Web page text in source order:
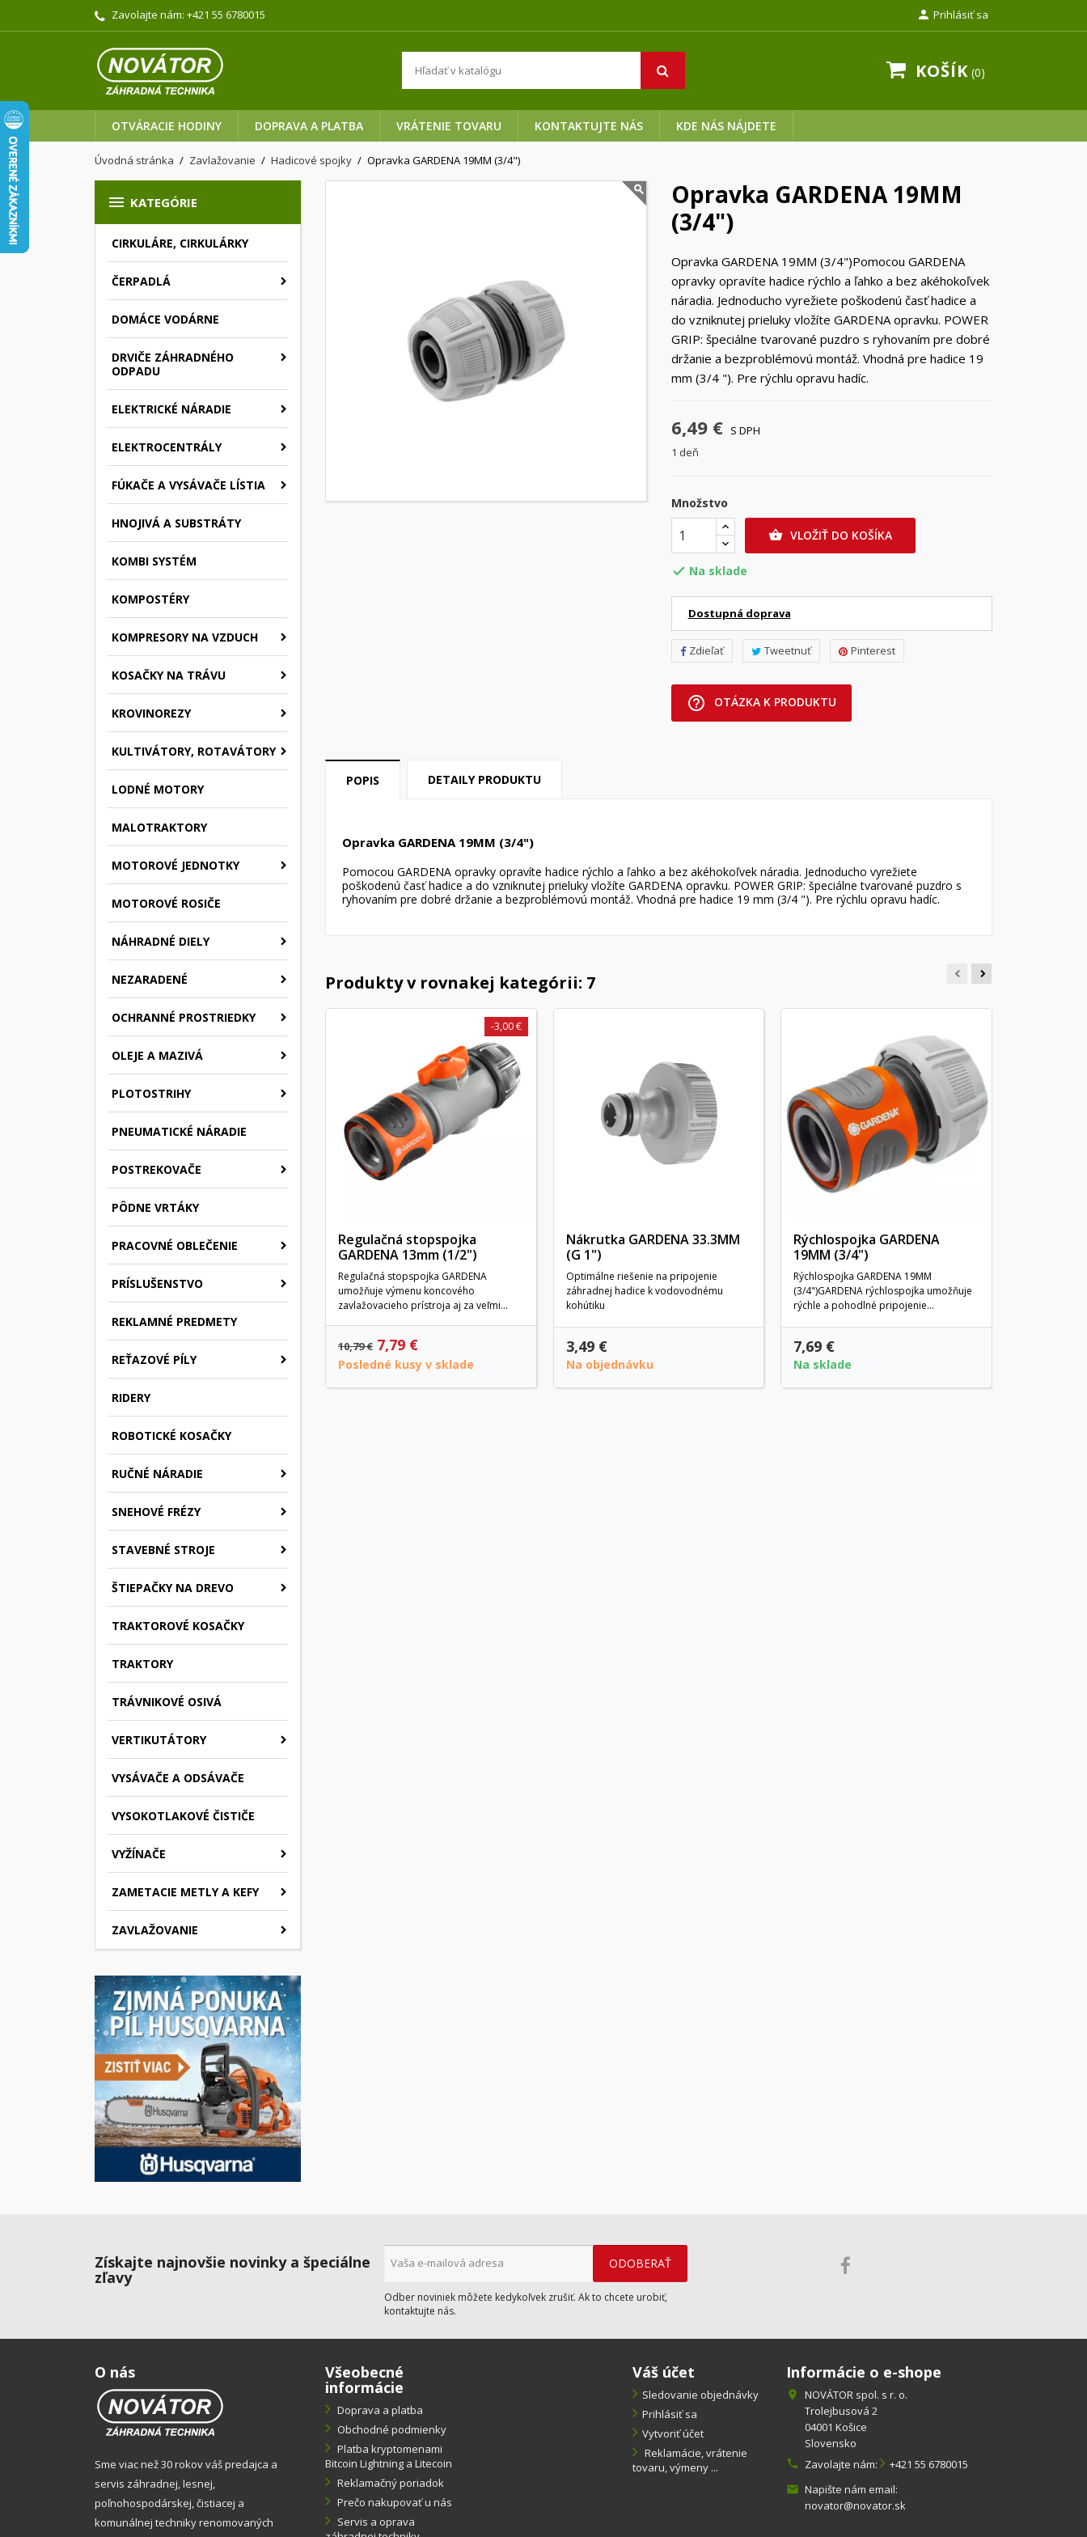
Zavolajte nám: +421 55 6780015  Prihlásiť sa
KOŠÍK 0
OTVÁRACIE HODINY DOPRAVA A PLATBA VRÁTENIE TOVARU KONTAKTUJTE NÁS KDE NÁS NÁJDETE
Úvodná stránka Zavlažovanie Hadicové spojky Opravka GARDENA 19MM (3/4")
 KATEGÓRIE
CIRKULÁRE, CIRKULÁRKY
ČERPADLÁ
DOMÁCE VODÁRNE
DRVIČE ZÁHRADNÉHO
ODPADU
ELEKTRICKÉ NÁRADIE
ELEKTROCENTRÁLY
FÚKAČE A VYSÁVAČE LÍSTIA
HNOJIVÁ A SUBSTRÁTY
KOMBI SYSTÉM
KOMPOSTÉRY
KOMPRESORY NA VZDUCH
KOSAČKY NA TRÁVU
KROVINOREZY
KULTIVÁTORY, ROTAVÁTORY
LODNÉ MOTORY
MALOTRAKTORY
MOTOROVÉ JEDNOTKY
MOTOROVÉ ROSIČE
NÁHRADNÉ DIELY
NEZARADENÉ
OCHRANNÉ PROSTRIEDKY
OLEJE A MAZIVÁ
PLOTOSTRIHY
PNEUMATICKÉ NÁRADIE
POSTREKOVAČE
PÔDNE VRTÁKY
PRACOVNÉ OBLEČENIE
PRÍSLUŠENSTVO
REKLAMNÉ PREDMETY
REŤAZOVÉ PÍLY
RIDERY
ROBOTICKÉ KOSAČKY
RUČNÉ NÁRADIE
SNEHOVÉ FRÉZY
STAVEBNÉ STROJE
ŠTIEPAČKY NA DREVO
TRAKTOROVÉ KOSAČKY
TRAKTORY
TRÁVNIKOVÉ OSIVÁ
VERTIKUTÁTORY
VYSÁVAČE A ODSÁVAČE
VYSOKOTLAKOVÉ ČISTIČE
VYŽÍNAČE
ZAMETACIE METLY A KEFY
ZAVLAŽOVANIE
Opravka GARDENA 19MM
(3/4")
Opravka GARDENA 19MM (3/4")Pomocou GARDENA
opravky opravíte hadice rýchlo a ľahko a bez akéhokoľvek
náradia. Jednoducho vyrežiete poškodenú časť hadice a
do vzniknutej prieluky vložíte GARDENA opravku. POWER
GRIP: špeciálne tvarované puzdro s ryhovaním pre dobré
držanie a bezproblémovú montáž. Vhodná pre hadice 19
mm (3/4 "). Pre rýchlu opravu hadíc.
6,49 € S DPH
1 deň
Množstvo
 VLOŽIŤ DO KOŠÍKA
 Na sklade
Dostupná doprava
Zdieľať Tweetnuť Pinterest
help_outline OTÁZKA K PRODUKTU
POPIS DETAILY PRODUKTU
Opravka GARDENA 19MM (3/4")
Pomocou GARDENA opravky opravíte hadice rýchlo a ľahko a bez akéhokoľvek náradia. Jednoducho vyrežiete
poškodenú časť hadice a do vzniknutej prieluky vložíte GARDENA opravku. POWER GRIP: špeciálne tvarované puzdro s
ryhovaním pre dobré držanie a bezproblémovú montáž. Vhodná pre hadice 19 mm (3/4 "). Pre rýchlu opravu hadíc.
Produkty v rovnakej kategórii: 7
Regulačná stopspojka
GARDENA 13mm (1/2")
Regulačná stopspojka GARDENA
umožňuje výmenu koncového
zavlažovacieho prístroja aj za veľmi...
10,79 €
-3,00 €
7,79 €
Posledné kusy v sklade
Nákrutka GARDENA 33.3MM
(G 1")
Optimálne riešenie na pripojenie
záhradnej hadice k vodovodnému
kohútiku
3,49 €
Na objednávku
Rýchlospojka GARDENA
19MM (3/4")
Rýchlospojka GARDENA 19MM
(3/4")GARDENA rýchlospojka umožňuje
rýchle a pohodlné pripojenie...
7,69 €
Na sklade
Získajte najnovšie novinky a špeciálne
zľavy
Odber noviniek môžete kedykoľvek zrušiť. Ak to chcete urobiť,
kontaktujte nás.
O nás
Sme viac než 30 rokov váš predajca a
servis záhradnej, lesnej,
poľnohospodárskej, čistiacej a
komunálnej techniky renomovaných
Všeobecné
informácie
Doprava a platba
Obchodné podmienky
Platba kryptomenami
Bitcoin Lightning a Litecoin
Reklamačný poriadok
Prečo nakupovať u nás
Servis a oprava
Váš účet
Sledovanie objednávky
Prihlásiť sa
Vytvoriť účet
Reklamácie, vrátenie
tovaru, výmeny ...
Informácie o e-shope

NOVÁTOR spol. s r. o.
Trolejbusová 2
04001 Košice
Slovensko
 Zavolajte nám: +421 55 6780015
 Napište nám email:
novator@novator.sk